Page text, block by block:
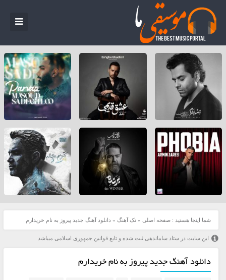
شما اینجا هستید : صفحه اصلی » تک آهنگ » دانلود آهنگ جدید پیروز به نام خریدارم
این سایت در ستاد ساماندهی ثبت شده و تابع قوانین جمهوری اسلامی میباشد
دانلود آهنگ جدید پیروز به نام خریدارم